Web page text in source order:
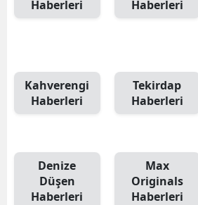
Haberleri
Haberleri
Kahverengi
Haberleri
Tekirdap
Haberleri
Denize
Düşen
Haberleri
Max
Originals
Haberleri